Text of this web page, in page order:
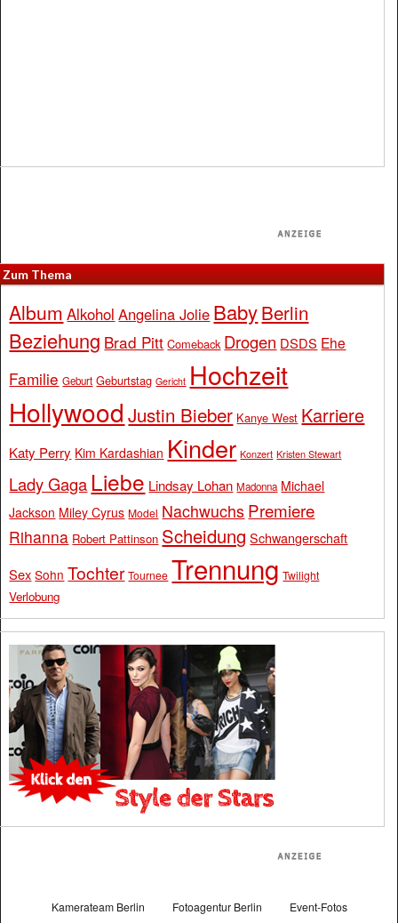
Zum Thema
Album Alkohol Angelina Jolie BabyBerlin
Beziehung Brad Pitt Comeback Drogen DSDS Ehe
Familie Geburt Geburtstag Gericht Hochzeit
Hollywood Justin Bieber Kanye West Karriere
Katy Perry Kim Kardashian Kinder Konzert Kristen Stewart
Lady Gaga Liebe Lindsay Lohan Madonna Michael
Jackson Miley Cyrus Model Nachwuchs Premiere
Rihanna Robert Pattinson Scheidung Schwangerschaft
Sex Sohn Tochter Tournee Trennung Twilight
Verlobung
Kamerateam Berlin Fotoagentur Berlin Event-Fotos